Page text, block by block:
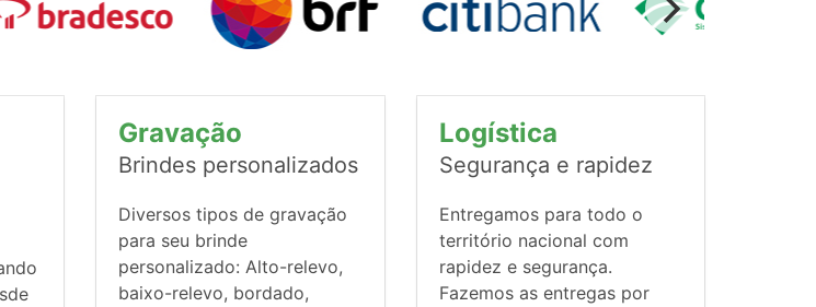
Gravação
Brindes personalizados
Diversos tipos de gravação
para seu brinde
personalizado: Alto-relevo,
baixo-relevo, bordado,
Logística
Segurança e rapidez
Entregamos para todo o
território nacional com
rapidez e segurança.
Fazemos as entregas por